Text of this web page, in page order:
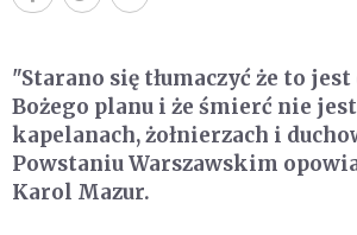
"Starano się tłumaczyć że to
Bożego planu i że śmierć nie
kapelanach, żołnierzach i
Powstaniu Warszawskim
Karol Mazur.